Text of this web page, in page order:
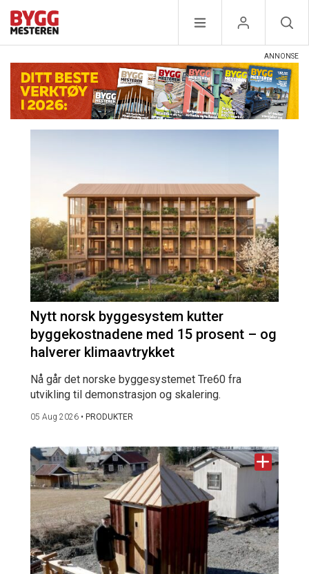
Nytt norsk byggesystem kutter
byggekostnadene med 15 prosent – og
halverer klimaavtrykket
Nå går det norske byggesystemet Tre60 fra
utvikling til demonstrasjon og skalering.
05 Aug 2026 • PRODUKTER